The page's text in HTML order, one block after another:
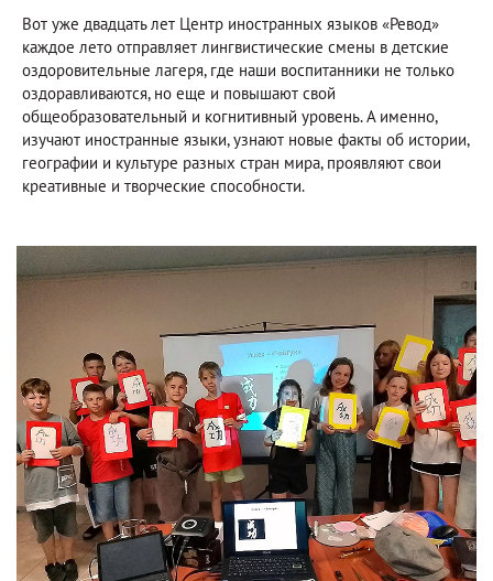
Вот уже двадцать лет Центр иностранных языков «Ревод»
каждое лето отправляет лингвистические смены в детские
оздоровительные лагеря, где наши воспитанники не только
оздоравливаются, но еще и повышают свой
общеобразовательный и когнитивный уровень. А именно,
изучают иностранные языки, узнают новые факты об истории,
географии и культуре разных стран мира, проявляют свои
креативные и творческие способности.